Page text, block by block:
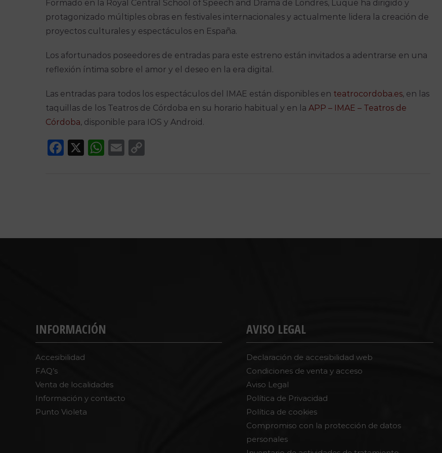
Formado en la Royal Central School of Speech and Drama de Londres, Luque ha dirigido y
protagonizado múltiples obras en festivales internacionales y actualmente lidera la creación de
proyectos culturales y espectáculos en España.
Los afortunados poseedores de entradas para este estreno están invitados a adentrarse en una
reflexión íntima sobre el amor y el deseo en la era digital.
Las entradas para todos los espectáculos del IMAE están disponibles en teatrocordoba.es, en las
taquillas de los Teatros de Córdoba en su horario habitual y en la APP – IMAE – Teatros de
Córdoba, disponible para IOS y Android.
Facebook
X WhatsApp
Email
Copy
INFORMACIÓN
Accesibilidad
FAQ’s
Venta de localidades
Información y contacto
Punto Violeta
AVISO LEGAL
Declaración de accesibilidad web
Condiciones de venta y acceso
Aviso Legal
Política de Privacidad
Política de cookies
Compromiso con la protección de datos
personales